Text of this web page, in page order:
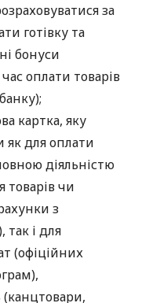
за
готівку та
бонуси
оплати товарів
картка, яку
як для оплати
діяльністю
товарів чи
з
і для
(офіційних
(канцтовари,